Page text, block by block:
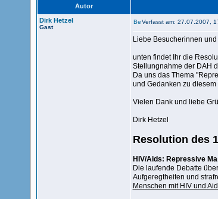
Autor
Dirk Hetzel
Gast
Verfasst am: 27.07.2007,
Liebe Besucherinnen und
unten findet Ihr die
Stellungnahme der DAH
Da uns das Thema
und Gedanken zu
Vielen Dank und liebe
Dirk Hetzel
Resolution des
HIV/Aids: Repressive
Die laufende Debatte
Aufgeregtheiten und
Menschen mit HIV und